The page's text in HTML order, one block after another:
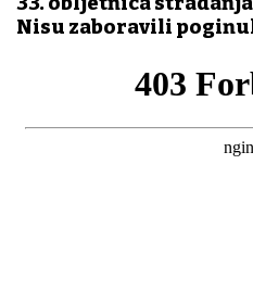
Nisu zaboravili